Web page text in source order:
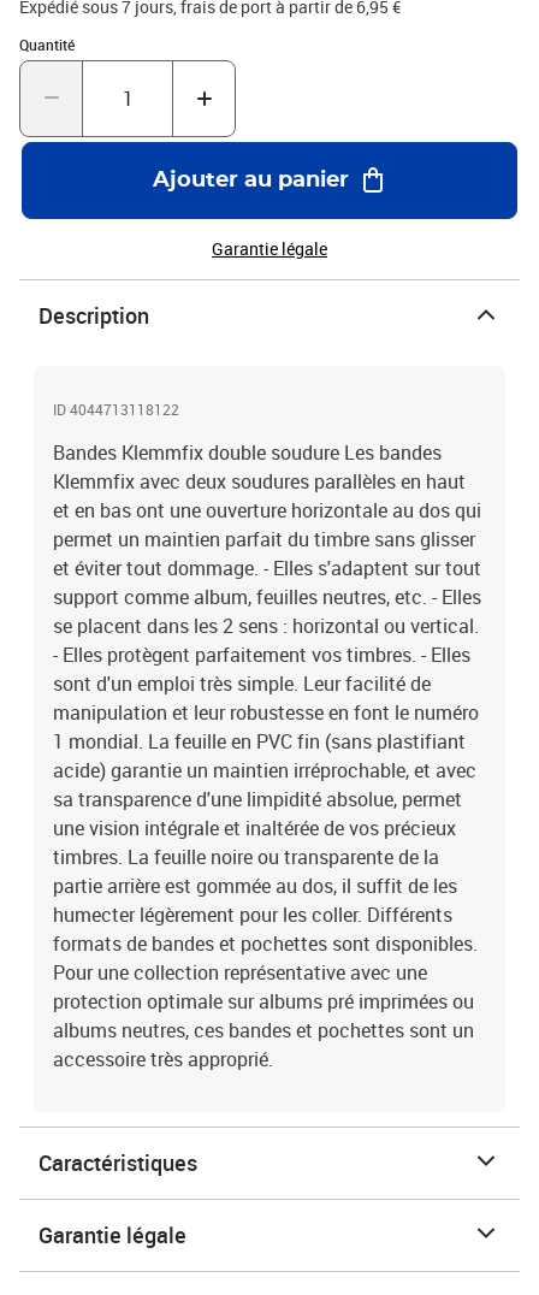
collection représentative avec une protection optimale sur albums
pré imprimées ou albums neutres, ces bandes et pochettes sont un
accessoire très approprié.
Expédié sous 7 jours, frais de port à partir de 6,95 €
Quantité
Quantité : 1
Ajouter au panier
Garantie légale
Description
ID 4044713118122
Bandes Klemmfix double soudure Les bandes
Klemmfix avec deux soudures parallèles en haut
et en bas ont une ouverture horizontale au dos qui
permet un maintien parfait du timbre sans glisser
et éviter tout dommage. - Elles s'adaptent sur tout
support comme album, feuilles neutres, etc. - Elles
se placent dans les 2 sens : horizontal ou vertical.
- Elles protègent parfaitement vos timbres. - Elles
sont d'un emploi très simple. Leur facilité de
manipulation et leur robustesse en font le numéro
1 mondial. La feuille en PVC fin (sans plastifiant
acide) garantie un maintien irréprochable, et avec
sa transparence d'une limpidité absolue, permet
une vision intégrale et inaltérée de vos précieux
timbres. La feuille noire ou transparente de la
partie arrière est gommée au dos, il suffit de les
humecter légèrement pour les coller. Différents
formats de bandes et pochettes sont disponibles.
Pour une collection représentative avec une
protection optimale sur albums pré imprimées ou
albums neutres, ces bandes et pochettes sont un
accessoire très approprié.
Caractéristiques
Garantie légale